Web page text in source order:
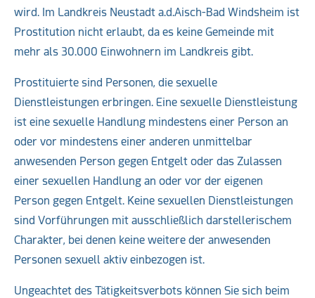
wird. Im Landkreis Neustadt a.d.Aisch-Bad Windsheim ist
Prostitution nicht erlaubt, da es keine Gemeinde mit
mehr als 30.000 Einwohnern im Landkreis gibt.
Prostituierte sind Personen, die sexuelle
Dienstleistungen erbringen. Eine sexuelle Dienstleistung
ist eine sexuelle Handlung mindestens einer Person an
oder vor mindestens einer anderen unmittelbar
anwesenden Person gegen Entgelt oder das Zulassen
einer sexuellen Handlung an oder vor der eigenen
Person gegen Entgelt. Keine sexuellen Dienstleistungen
sind Vorführungen mit ausschließlich darstellerischem
Charakter, bei denen keine weitere der anwesenden
Personen sexuell aktiv einbezogen ist.
Ungeachtet des Tätigkeitsverbots können Sie sich beim